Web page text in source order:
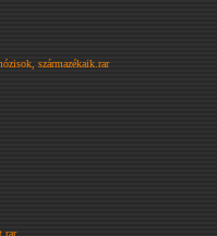
származékaik.rar